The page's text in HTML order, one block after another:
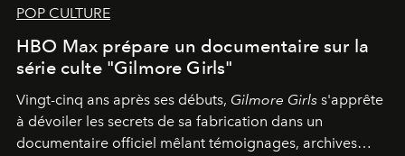
POP CULTURE
HBO Max prépare un documentaire sur la
série culte "Gilmore Girls"
Vingt-cinq ans après ses débuts, Gilmore Girls s'apprête
à dévoiler les secrets de sa fabrication dans un
documentaire officiel mêlant témoignages, archives